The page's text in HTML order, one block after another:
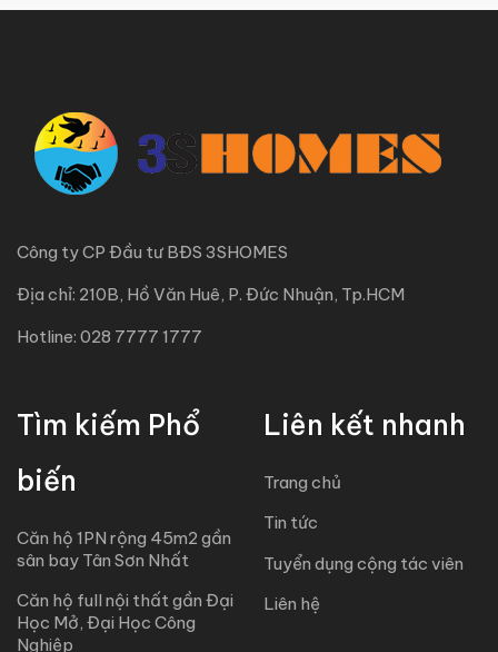
Công ty CP Đầu tư BĐS 3SHOMES
Địa chỉ: 210B, Hồ Văn Huê, P. Đức Nhuận, Tp.HCM
Hotline: 028 7777 1777
Tìm kiếm Phổ
biến
Căn hộ 1PN rộng 45m2 gần
sân bay Tân Sơn Nhất
Căn hộ full nội thất gần Đại
Học Mở, Đại Học Công
Nghiệp
Liên kết nhanh
Trang chủ
Tin tức
Tuyển dụng cộng tác viên
Liên hệ